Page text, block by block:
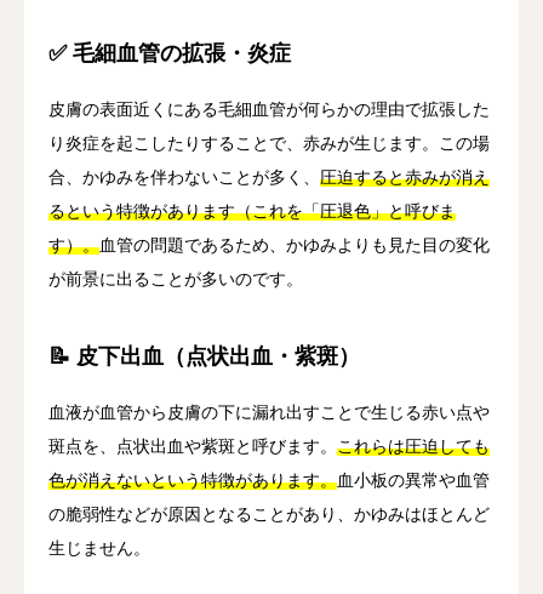
✅ 毛細血管の拡張・炎症
皮膚の表面近くにある毛細血管が何らかの理由で拡張した
り炎症を起こしたりすることで、赤みが生じます。この場
合、かゆみを伴わないことが多く、 圧迫すると赤みが消え
るという特徴があります（これを「圧退色」と呼びま
す）。血管の問題であるため、かゆみよりも見た目の変化
が前景に出ることが多いのです。
📝 皮下出血（点状出血・紫斑）
血液が血管から皮膚の下に漏れ出すことで生じる赤い点や
斑点を、点状出血や紫斑と呼びます。 これらは圧迫しても
色が消えないという特徴があります。血小板の異常や血管
の脆弱性などが原因となることがあり、かゆみはほとんど
生じません。